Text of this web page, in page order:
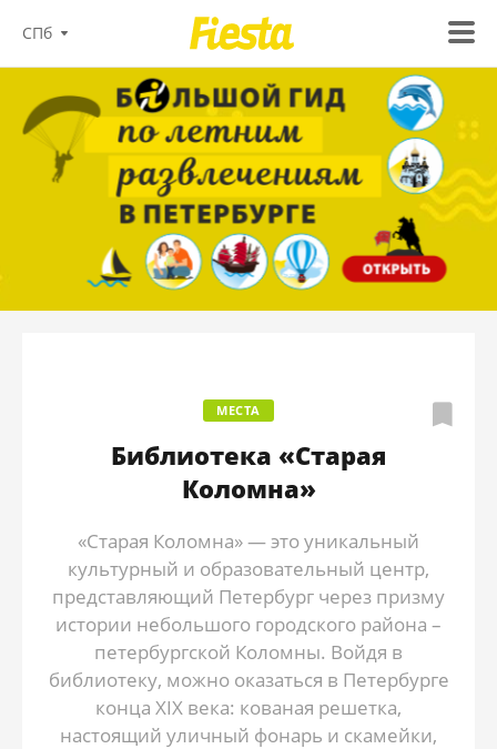
СПб
МЕСТА
Библиотека «Старая
Коломна»
«Старая Коломна» — это уникальный
культурный и образовательный центр,
представляющий Петербург через призму
истории небольшого городского района –
петербургской Коломны. Войдя в
библиотеку, можно оказаться в Петербурге
конца XIX века: кованая решетка,
настоящий уличный фонарь и скамейки,